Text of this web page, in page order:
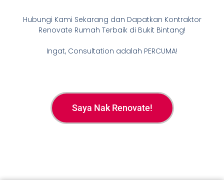
Hubungi Kami Sekarang dan Dapatkan Kontraktor
Renovate Rumah Terbaik di Bukit Bintang!
Ingat, Consultation adalah PERCUMA!
Saya Nak Renovate!